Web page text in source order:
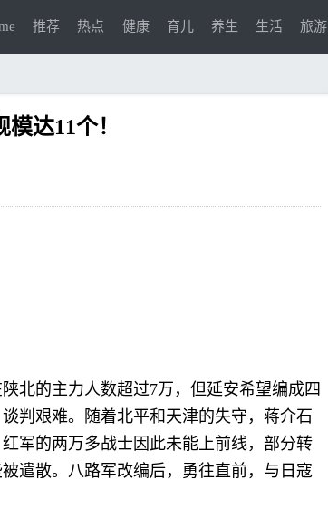
推荐 热点 健康 育儿 养生 生活 旅游
达11个！
北的主力人数超过7万，但延安希望编成四
判艰难。随着北平和天津的失守，蒋介石
军的两万多战士因此未能上前线，部分转
遣散。八路军改编后，勇往直前，与日寇